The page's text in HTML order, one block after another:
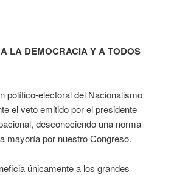
LA DEMOCRACIA Y A TODOS
político-electoral del Nacionalismo
el veto emitido por el presidente
desconociendo una norma
mayoría por nuestro Congreso.
únicamente a los grandes